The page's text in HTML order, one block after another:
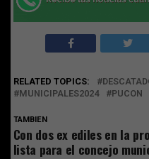
RELATED TOPICS:
MUNICIPALES2024
PUCON
TAMBIEN
Con dos ex ediles en la
lista para el concejo